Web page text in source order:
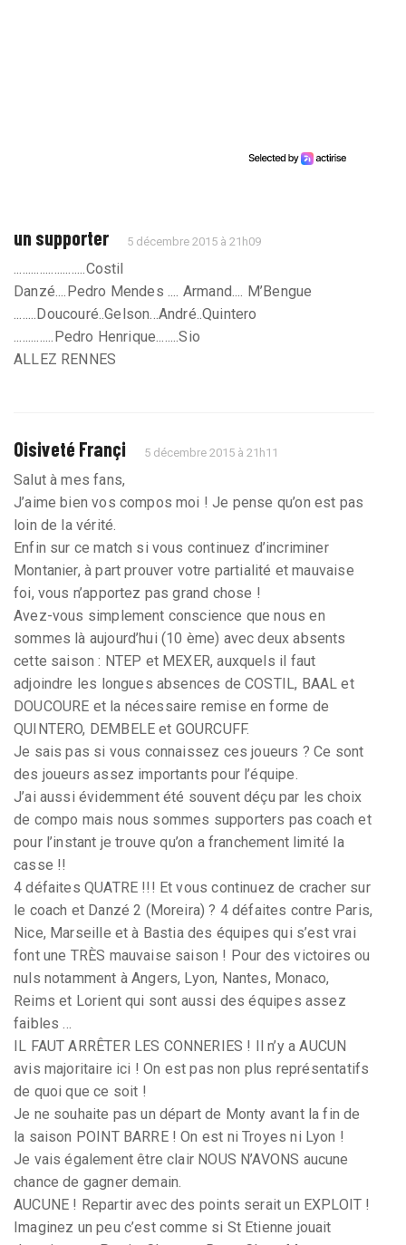
un supporter 5 décembre 2015 à 21h09
.........................Costil
Danzé....Pedro Mendes .... Armand.... M’Bengue
........Doucouré..Gelson...André..Quintero
..............Pedro Henrique........Sio
ALLEZ RENNES
Oisiveté Françi 5 décembre 2015 à 21h11
Salut à mes fans,
J’aime bien vos compos moi ! Je pense qu’on est pas
loin de la vérité.
Enfin sur ce match si vous continuez d’incriminer
Montanier, à part prouver votre partialité et mauvaise
foi, vous n’apportez pas grand chose !
Avez-vous simplement conscience que nous en
sommes là aujourd’hui (10 ème) avec deux absents
cette saison : NTEP et MEXER, auxquels il faut
adjoindre les longues absences de COSTIL, BAAL et
DOUCOURE et la nécessaire remise en forme de
QUINTERO, DEMBELE et GOURCUFF.
Je sais pas si vous connaissez ces joueurs ? Ce sont
des joueurs assez importants pour l’équipe.
J’ai aussi évidemment été souvent déçu par les choix
de compo mais nous sommes supporters pas coach et
pour l’instant je trouve qu’on a franchement limité la
casse !!
4 défaites QUATRE !!! Et vous continuez de cracher sur
le coach et Danzé 2 (Moreira) ? 4 défaites contre Paris,
Nice, Marseille et à Bastia des équipes qui s’est vrai
font une TRÈS mauvaise saison ! Pour des victoires ou
nuls notamment à Angers, Lyon, Nantes, Monaco,
Reims et Lorient qui sont aussi des équipes assez
faibles ...
IL FAUT ARRÊTER LES CONNERIES ! Il n’y a AUCUN
avis majoritaire ici ! On est pas non plus représentatifs
de quoi que ce soit !
Je ne souhaite pas un départ de Monty avant la fin de
la saison POINT BARRE ! On est ni Troyes ni Lyon !
Je vais également être clair NOUS N’AVONS aucune
chance de gagner demain.
AUCUNE ! Repartir avec des points serait un EXPLOIT !
Imaginez un peu c’est comme si St Etienne jouait